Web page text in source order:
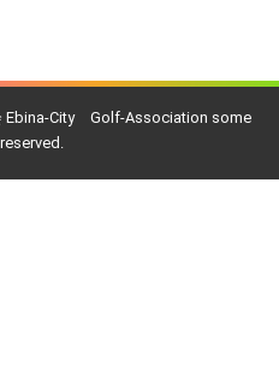
Ebina-City Golf-Association some